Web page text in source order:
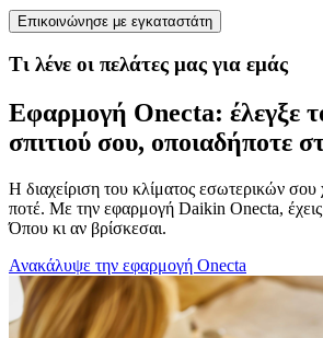
Επικοινώνησε με εγκαταστάτη
Τι λένε οι πελάτες μας για εμάς
Εφαρμογή Onecta: έλεγξε
σπιτιού σου, οποιαδήποτε
Η διαχείριση του κλίματος εσωτερικών
ποτέ. Με την εφαρμογή Daikin Onecta, έχεις
Όπου κι αν βρίσκεσαι.
Ανακάλυψε την εφαρμογή Onecta